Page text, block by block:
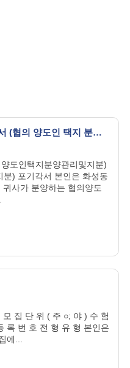
분양권 및 지분 포기 각서 (협의 양도인 택지 분양 관리 및 지분)
도인택지분양관리및지분)
) 포기각서 본인은 화성동
사가 분양하는 협의양도
집 단 위 ( 주 ○; 야 ) 수 험
록 번 호 전 형 유 형 본인은
에...